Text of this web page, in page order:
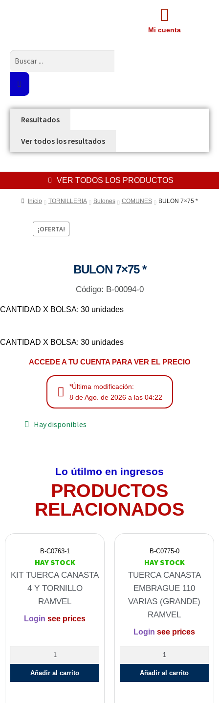
Mi cuenta
Resultados
Ver todos los resultados
VER TODOS LOS PRODUCTOS
Inicio TORNILLERIA Bulones COMUNES BULON 7×75 *
¡OFERTA!
BULON 7×75 *
Código: B-00094-0
CANTIDAD X BOLSA: 30 unidades
CANTIDAD X BOLSA: 30 unidades
ACCEDE A TU CUENTA PARA VER EL PRECIO
*Última modificación:
8 de Ago. de 2026 a las 04:22
Hay disponibles
Lo útilmo en ingresos
PRODUCTOS
RELACIONADOS
B-C0763-1
HAY STOCK
KIT TUERCA CANASTA
4 Y TORNILLO
RAMVEL
Login see prices
Añadir al carrito
B-C0775-0
HAY STOCK
TUERCA CANASTA
EMBRAGUE 110
VARIAS (GRANDE)
RAMVEL
Login see prices
Añadir al carrito